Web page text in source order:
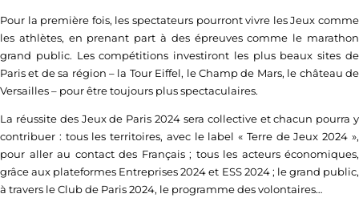
Pour la première fois, les spectateurs pourront vivre les Jeux comme
les athlètes, en prenant part à des épreuves comme le marathon
grand public. Les compétitions investiront les plus beaux sites de
Paris et de sa région – la Tour Eiffel, le Champ de Mars, le château de
Versailles – pour être toujours plus spectaculaires.
La réussite des Jeux de Paris 2024 sera collective et chacun pourra y
contribuer : tous les territoires, avec le label « Terre de Jeux 2024 »,
pour aller au contact des Français ; tous les acteurs économiques,
grâce aux plateformes Entreprises 2024 et ESS 2024 ; le grand public,
à travers le Club de Paris 2024, le programme des volontaires…